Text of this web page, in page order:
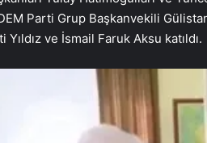
Parti Grup Başkanvekili
Yıldız ve İsmail Faruk Aksu katıldı.